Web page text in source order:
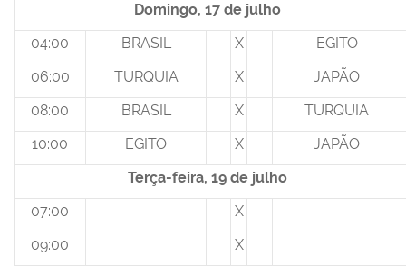
Domingo, 17 de julho
04:00
BRASIL X
EGITO
06:00
TURQUIA X
JAPÃO
08:00
BRASIL X
TURQUIA
10:00
EGITO X
JAPÃO
Terça-feira, 19 de julho
07:00
X
09:00
X